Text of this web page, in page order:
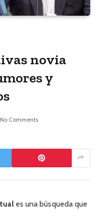
novia
y
No Comments
es una búsqueda que